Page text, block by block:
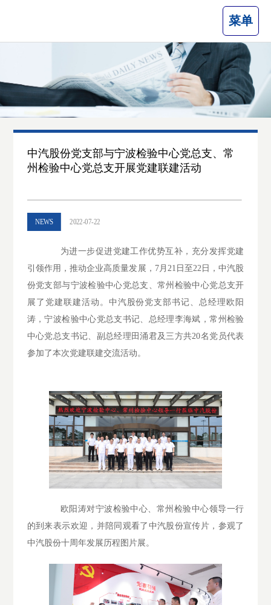
菜单
中汽股份党支部与宁波检验中心党总支、常
州检验中心党总支开展党建联建活动
NEWS 2022-07-22
为进一步促进党建工作优势互补，充分发挥党建
引领作用，推动企业高质量发展，7月21日至22日，中汽股
份党支部与宁波检验中心党总支、常州检验中心党总支开
展了党建联建活动。中汽股份党支部书记、总经理欧阳
涛，宁波检验中心党总支书记、总经理李海斌，常州检验
中心党总支书记、副总经理田涌君及三方共20名党员代表
参加了本次党建联建交流活动。
欧阳涛对宁波检验中心、常州检验中心领导一行
的到来表示欢迎，并陪同观看了中汽股份宣传片，参观了
中汽股份十周年发展历程图片展。